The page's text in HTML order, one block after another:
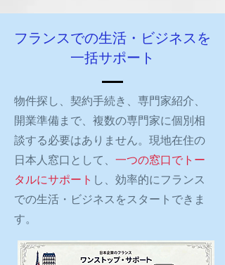
フランスでの生活・ビジネスを
一括サポート
物件探し、契約手続き、専門家紹介、
開業準備まで、複数の専門家に個別相
談する必要はありません。現地在住の
日本人窓口として、 一つの窓口でトー
タルにサポート し、効率的にフランス
での生活・ビジネスをスタートできま
す。